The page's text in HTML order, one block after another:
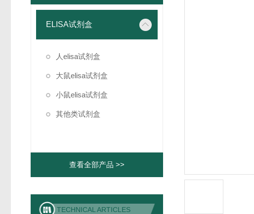
ELISA试剂盒
人elisa试剂盒
大鼠elisa试剂盒
小鼠elisa试剂盒
其他类试剂盒
查看全部产品 >>
TECHNICAL ARTICLES